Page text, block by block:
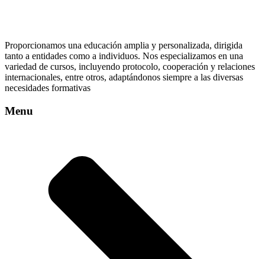
Proporcionamos una educación amplia y personalizada, dirigida
tanto a entidades como a individuos. Nos especializamos en una
variedad de cursos, incluyendo protocolo, cooperación y relaciones
internacionales, entre otros, adaptándonos siempre a las diversas
necesidades formativas
Menu